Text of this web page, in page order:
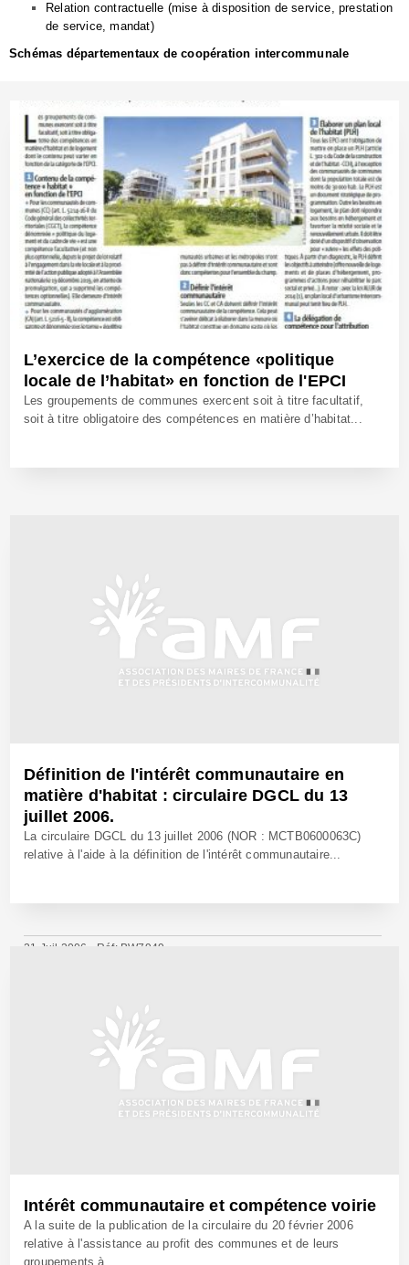
Relation contractuelle (mise à disposition de service, prestation
de service, mandat)
Schémas départementaux de coopération intercommunale
L’exercice de la compétence «politique
locale de l’habitat» en fonction de l'EPCI
Les groupements de communes exercent soit à titre facultatif,
soit à titre obligatoire des compétences en matière d’habitat...
Définition de l'intérêt communautaire en
matière d'habitat : circulaire DGCL du 13
juillet 2006.
La circulaire DGCL du 13 juillet 2006 (NOR : MCTB0600063C)
relative à l'aide à la définition de l'intérêt communautaire...
21 Juil 2006 - Réf: BW7949
Intérêt communautaire et compétence voirie
A la suite de la publication de la circulaire du 20 février 2006
relative à l'assistance au profit des communes et de leurs
groupements à...